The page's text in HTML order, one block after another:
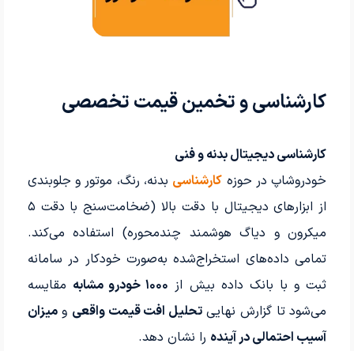
کارشناسی و تخمین قیمت تخصصی
کارشناسی دیجیتال بدنه و فنی
خودروشاپ در حوزه کارشناسی بدنه، رنگ، موتور و جلوبندی
از ابزارهای دیجیتال با دقت بالا (ضخامت‌سنج با دقت ۵
میکرون و دیاگ هوشمند چندمحوره) استفاده می‌کند.
تمامی داده‌های استخراج‌شده به‌صورت خودکار در سامانه
ثبت و با بانک داده بیش از ۱۰۰۰ خودرو مشابه
مقایسه
می‌شود تا گزارش نهاییتحلیل افت قیمت واقعی ومیزان
آسیب احتمالی در آینده را نشان دهد.